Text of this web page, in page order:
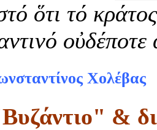
ὅτι τό
Χολέβας
&